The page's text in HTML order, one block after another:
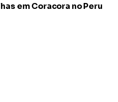
em Coracora no Peru